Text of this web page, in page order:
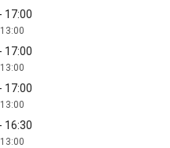
17:00
13:00
17:00
13:00
17:00
13:00
16:30
13:00